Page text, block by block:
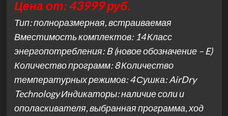
Цена от: 43999 руб.
Тип: полноразмерная, встраиваемая
Вместимость комплектов: 14 Класс
энергопотребления: B (новое обозначение – E)
Количество программ: 8 Количество
температурных режимов: 4 Сушка: AirDry
Technology Индикаторы: наличие соли и
ополаскивателя, выбранная программа, ход